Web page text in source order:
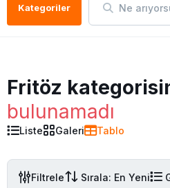
Kategoriler Ne
Fritöz
bulunamadı
Liste Galeri Tablo
Filtrele Sırala: En Yeni